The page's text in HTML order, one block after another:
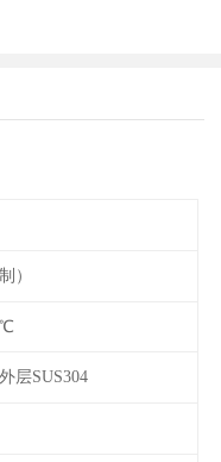
）
层SUS304